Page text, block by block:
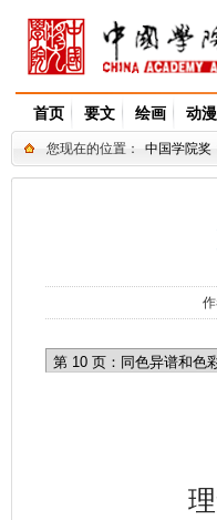
首页 要文 绘画 动漫
您现在的位置： 中国学院奖
作